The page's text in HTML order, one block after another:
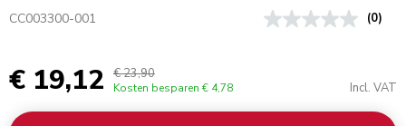
CC003300-001 (0)
€ 19,12 € 23,90
Kosten besparen € 4,78 Incl. VAT